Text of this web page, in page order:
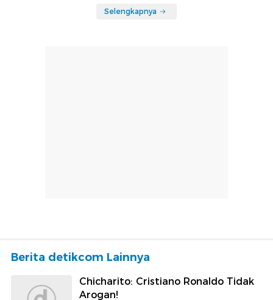
Selengkapnya
Berita detikcom Lainnya
Chicharito: Cristiano Ronaldo Tidak
Arogan!